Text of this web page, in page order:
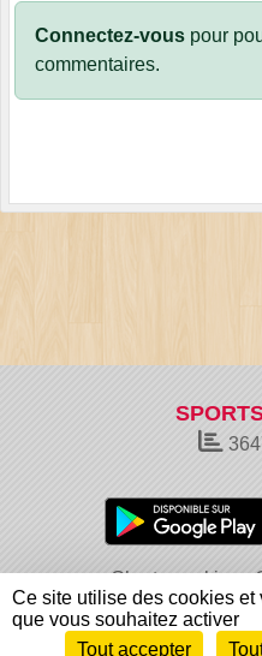
Connectez-vous pour
commentaires.
Charte cookies
Informations légales
Envie de participer ?
Ce site utilise des cookies
que vous souhaitez activer
Tout accepter